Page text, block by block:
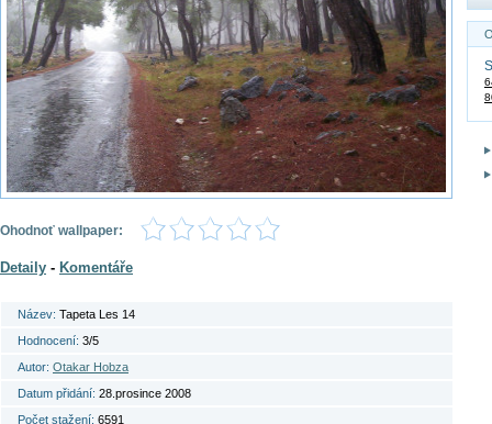
Ohodnoť wallpaper:
Detaily - Komentáře
Název: Tapeta Les 14
Hodnocení: 3/5
Autor: Otakar Hobza
Datum přidání: 28.prosince 2008
Počet stažení: 6591